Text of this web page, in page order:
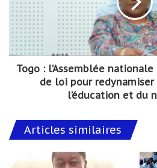
Togo : l’Assemblée
de loi pour
l’éducation et du
Articles similaires